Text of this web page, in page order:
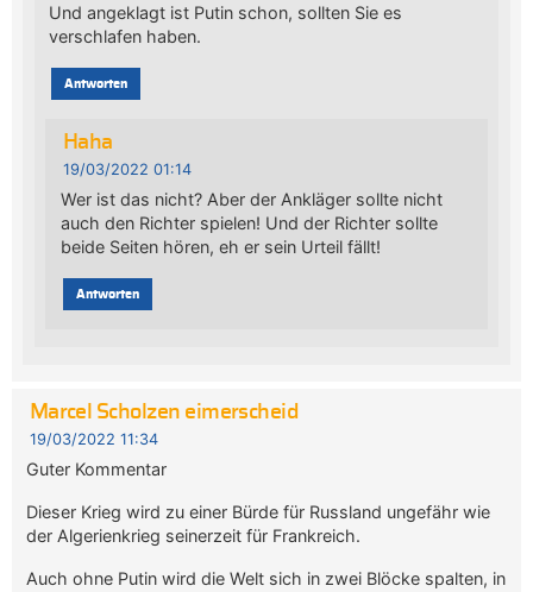
Und angeklagt ist Putin schon, sollten Sie es
verschlafen haben.
Antworten
Haha
19/03/2022 01:14
Wer ist das nicht? Aber der Ankläger sollte nicht
auch den Richter spielen! Und der Richter sollte
beide Seiten hören, eh er sein Urteil fällt!
Antworten
Marcel Scholzen eimerscheid
19/03/2022 11:34
Guter Kommentar
Dieser Krieg wird zu einer Bürde für Russland ungefähr wie
der Algerienkrieg seinerzeit für Frankreich.
Auch ohne Putin wird die Welt sich in zwei Blöcke spalten, in